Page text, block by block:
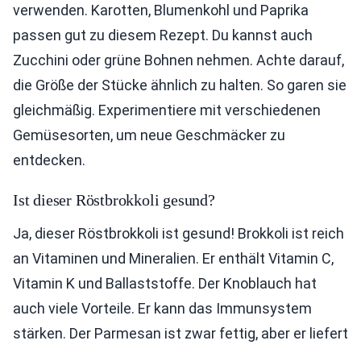
verwenden. Karotten, Blumenkohl und Paprika
passen gut zu diesem Rezept. Du kannst auch
Zucchini oder grüne Bohnen nehmen. Achte darauf,
die Größe der Stücke ähnlich zu halten. So garen sie
gleichmäßig. Experimentiere mit verschiedenen
Gemüsesorten, um neue Geschmäcker zu
entdecken.
Ist dieser Röstbrokkoli gesund?
Ja, dieser Röstbrokkoli ist gesund! Brokkoli ist reich
an Vitaminen und Mineralien. Er enthält Vitamin C,
Vitamin K und Ballaststoffe. Der Knoblauch hat
auch viele Vorteile. Er kann das Immunsystem
stärken. Der Parmesan ist zwar fettig, aber er liefert